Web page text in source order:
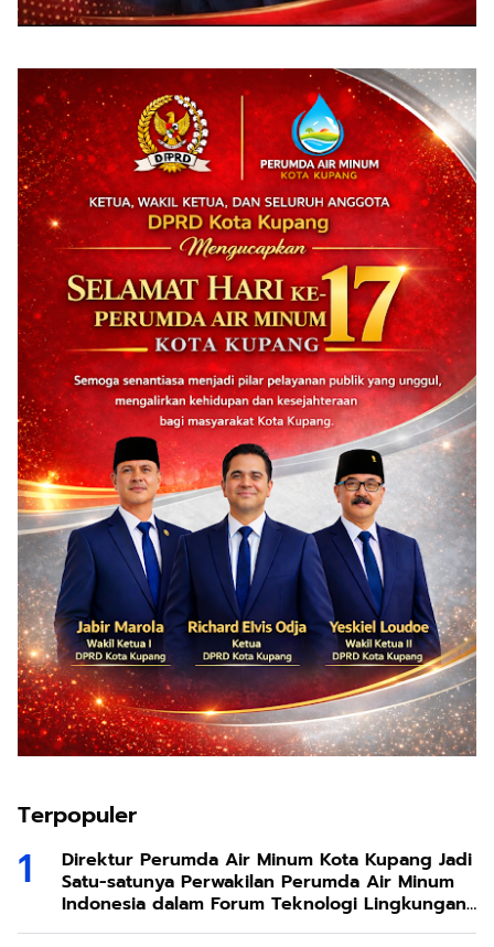
Terpopuler
Direktur Perumda Air Minum Kota Kupang Jadi
Satu-satunya Perwakilan Perumda Air Minum
Indonesia dalam Forum Teknologi Lingkungan